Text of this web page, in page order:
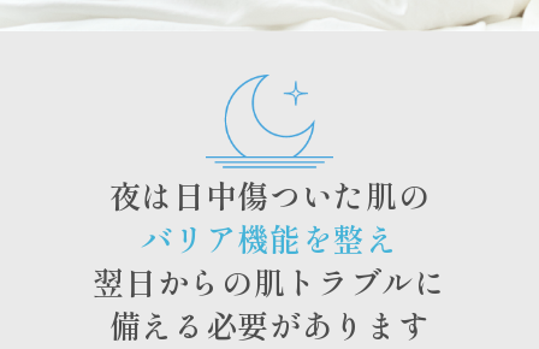
夜は日中傷ついた肌の
バリア機能を整え
翌日からの肌トラブルに
備える必要があります